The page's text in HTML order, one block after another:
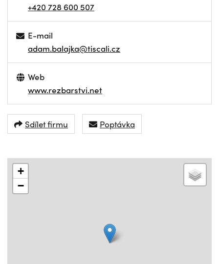
+420 728 600 507
E-mail
adam.balajka@tiscali.cz
Web
www.rezbarstvi.net
Sdílet firmu Poptávka
+
−